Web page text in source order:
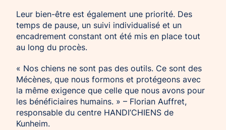
Leur bien-être est également une priorité. Des
temps de pause, un suivi individualisé et un
encadrement constant ont été mis en place tout
au long du procès.
« Nos chiens ne sont pas des outils. Ce sont des
Mécènes, que nous formons et protégeons avec
la même exigence que celle que nous avons pour
les bénéficiaires humains. » – Florian Auffret,
responsable du centre HANDI’CHIENS de
Kunheim.